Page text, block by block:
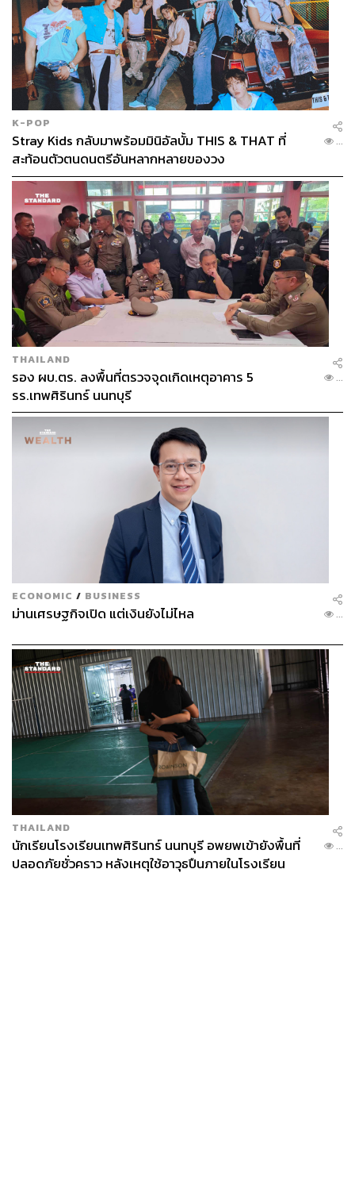
K-POP
Stray Kids กลับมาพร้อมมินิอัลบั้ม THIS & THAT ที่
สะท้อนตัวตนดนตรีอันหลากหลายของวง
...
THAILAND
รอง ผบ.ตร. ลงพื้นที่ตรวจจุดเกิดเหตุอาคาร 5
รร.เทพศิรินทร์ นนทบุรี
...
ECONOMIC / BUSINESS
ม่านเศรษฐกิจเปิด แต่เงินยังไม่ไหล ...
THAILAND
นักเรียนโรงเรียนเทพศิรินทร์ นนทบุรี อพยพเข้ายังพื้นที่
ปลอดภัยชั่วคราว หลังเหตุใช้อาวุธปืนภายในโรงเรียน
...